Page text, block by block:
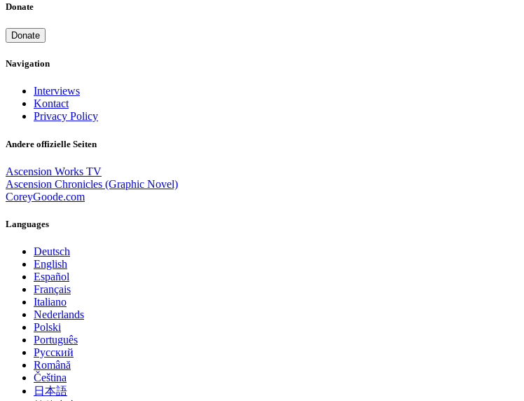
Donate
Donate
Navigation
Interviews
Kontact
Privacy Policy
Andere offizielle Seiten
Ascension Works TV
Ascension Chronicles (Graphic Novel)
CoreyGoode.com
Languages
Deutsch
English
Español
Français
Italiano
Nederlands
Polski
Português
Pусский
Română
Čeština
日本語